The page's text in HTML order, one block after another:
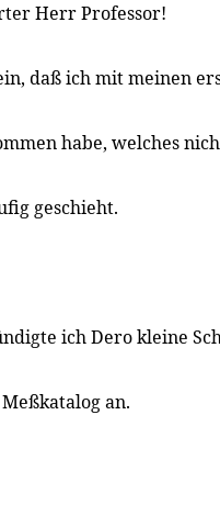
Herr Professor!
daß ich mit meinen
habe, welches
geschieht.
ich Dero kleine
an.